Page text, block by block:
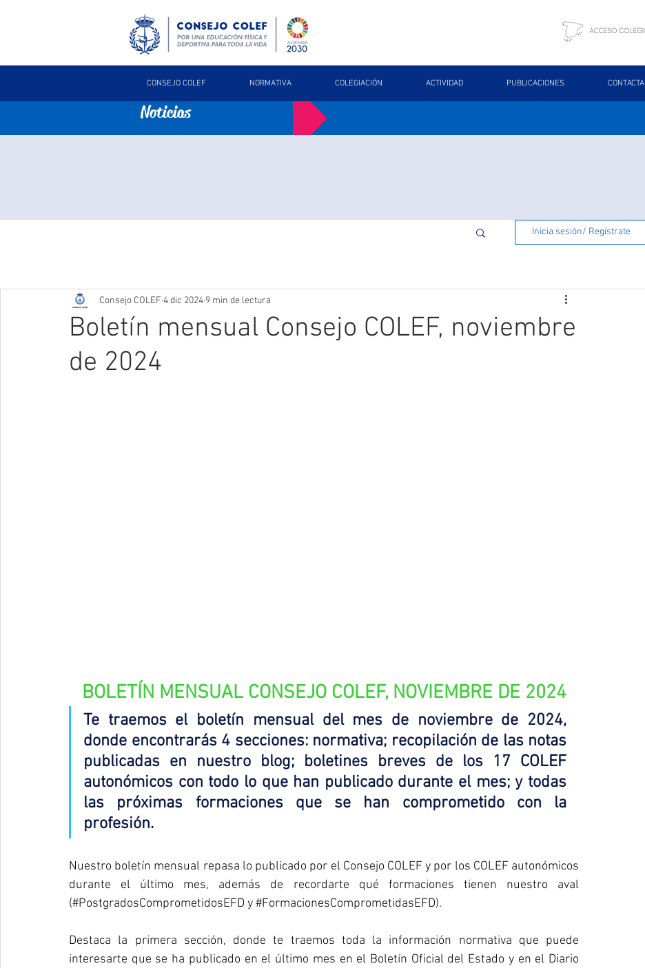
CONSEJO COLEF NORMATIVA COLEGIACIÓN ACTIVIDAD PUBLICACIONES CONTACTA
Noticias
Inicia sesión/ Regístrate
Boletín mensual Consejo COLEF, noviembre
de 2024
Consejo COLEF 4 dic 2024 9 min de lectura
BOLETÍN MENSUAL CONSEJO COLEF, NOVIEMBRE DE 2024
Te traemos el boletín mensual del mes de noviembre de 2024,
donde encontrarás 4 secciones: normativa; recopilación de las notas
publicadas en nuestro blog; boletines breves de los 17 COLEF
autonómicos con todo lo que han publicado durante el mes; y todas
las próximas formaciones que se han comprometido con la
profesión.
Nuestro boletín mensual repasa lo publicado por el Consejo COLEF y por los COLEF autonómicos
durante el último mes, además de recordarte qué formaciones tienen nuestro aval
(#PostgradosComprometidosEFD y #FormacionesComprometidasEFD).
Destaca la primera sección, donde te traemos toda la información normativa que puede
interesarte que se ha publicado en el último mes en el Boletín Oficial del Estado y en el Diario